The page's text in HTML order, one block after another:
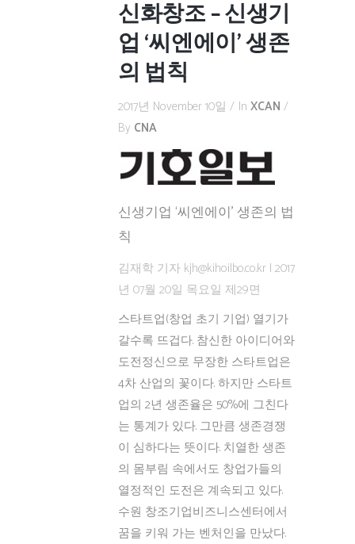
신화창조 – 신생기
업 ‘씨엔에이’ 생존
의 법칙
2017년 November 10일 In XCAN
By CNA
신생기업 ‘씨엔에이’ 생존의 법
칙
김재학 기자 kjh@kihoilbo.co.kr | 2017
년 07월 20일 목요일 제29면
스타트업(창업 초기 기업) 열기가
갈수록 뜨겁다. 참신한 아이디어와
도전정신으로 무장한 스타트업은
4차 산업의 꽃이다. 하지만 스타트
업의 2년 생존율은 50%에 그친다
는 통계가 있다. 그만큼 생존경쟁
이 심하다는 뜻이다. 치열한 생존
의 몸부림 속에서도 창업가들의
열정적인 도전은 계속되고 있다.
수원 창조기업비즈니스센터에서
꿈을 키워 가는 벤처인을 만났다.